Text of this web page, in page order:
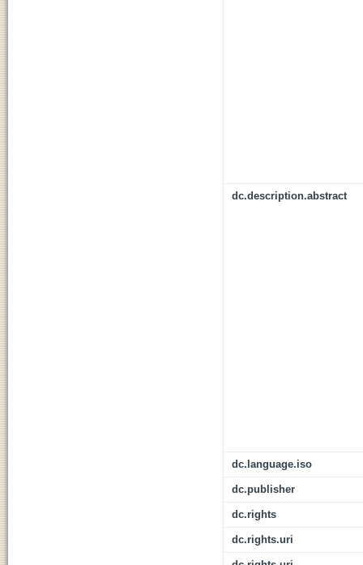
dc.description.abstract
dc.language.iso
dc.publisher
dc.rights
dc.rights.uri